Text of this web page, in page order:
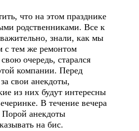
что на этом празднике
родственниками. Все к
знали, как мы
с тем же ремонтом
очередь, старался
компании. Перед
свои анекдоты,
из них будут интересны
В течение вечера
Порой анекдоты
на бис.